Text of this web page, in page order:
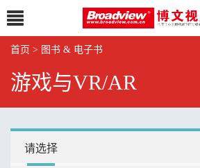
首页 > 图书 & 电子书
游戏与VR/AR
请选择